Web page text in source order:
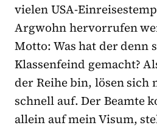
vielen USA-
Argwohn hervorrufen
Motto: Was hat der denn
Klassenfeind gemacht?
der Reihe bin, lösen sich
schnell auf. Der Beamte
allein auf mein Visum,